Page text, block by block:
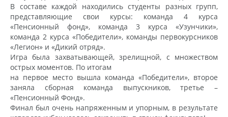
В составе каждой находились студенты разных групп,
представляющие свои курсы: команда 4 курса
«Пенсионный фонд», команда 3 курса «Узунчики»,
команда 2 курса «Победители», команды первокурсников
«Легион» и «Дикий отряд».
Игра была захватывающей, зрелищной, с множеством
острых моментов. По итогам
на первое место вышла команда «Победители», второе
заняла сборная команда выпускников, третье –
«Пенсионный Фонд».
Финал был очень напряженным и упорным, в результате